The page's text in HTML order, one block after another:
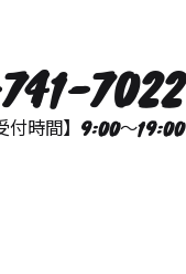
7022
付時間】9:00～19:00